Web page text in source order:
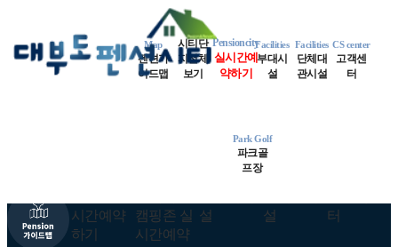
Map
펜션가
이드맵
Map
시티단
지전체
보기
Pensioncity
실시간예
약하기
Facilities
부대시
설
Facilities
단체대
관시설
CS center
고객센
터
Park Golf
파크골
프장
런던동
로마동 네덜란드동 스위스동